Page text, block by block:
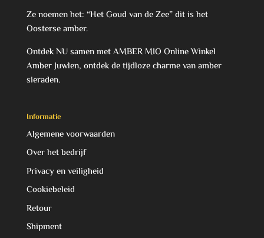
Ze noemen het: “Het Goud van de Zee” dit is het
Oosterse amber.
Ontdek NU samen met AMBER MIO Online Winkel
Amber Juwlen, ontdek de tijdloze charme van amber
sieraden.
Informatie
Algemene voorwaarden
Over het bedrijf
Privacy en veiligheid
Cookiebeleid
Retour
Shipment